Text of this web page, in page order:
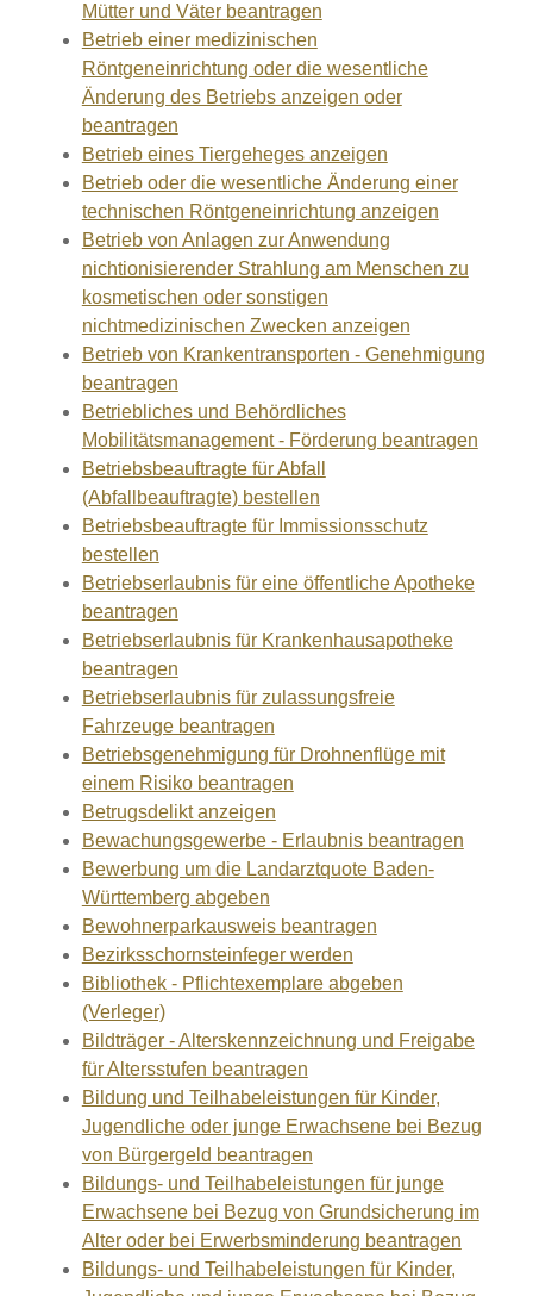
Mütter und Väter beantragen
Betrieb einer medizinischen
Röntgeneinrichtung oder die wesentliche
Änderung des Betriebs anzeigen oder
beantragen
Betrieb eines Tiergeheges anzeigen
Betrieb oder die wesentliche Änderung einer
technischen Röntgeneinrichtung anzeigen
Betrieb von Anlagen zur Anwendung
nichtionisierender Strahlung am Menschen zu
kosmetischen oder sonstigen
nichtmedizinischen Zwecken anzeigen
Betrieb von Krankentransporten - Genehmigung
beantragen
Betriebliches und Behördliches
Mobilitätsmanagement - Förderung beantragen
Betriebsbeauftragte für Abfall
(Abfallbeauftragte) bestellen
Betriebsbeauftragte für Immissionsschutz
bestellen
Betriebserlaubnis für eine öffentliche Apotheke
beantragen
Betriebserlaubnis für Krankenhausapotheke
beantragen
Betriebserlaubnis für zulassungsfreie
Fahrzeuge beantragen
Betriebsgenehmigung für Drohnenflüge mit
einem Risiko beantragen
Betrugsdelikt anzeigen
Bewachungsgewerbe - Erlaubnis beantragen
Bewerbung um die Landarztquote Baden-
Württemberg abgeben
Bewohnerparkausweis beantragen
Bezirksschornsteinfeger werden
Bibliothek - Pflichtexemplare abgeben
(Verleger)
Bildträger - Alterskennzeichnung und Freigabe
für Altersstufen beantragen
Bildung und Teilhabeleistungen für Kinder,
Jugendliche oder junge Erwachsene bei Bezug
von Bürgergeld beantragen
Bildungs- und Teilhabeleistungen für junge
Erwachsene bei Bezug von Grundsicherung im
Alter oder bei Erwerbsminderung beantragen
Bildungs- und Teilhabeleistungen für Kinder,